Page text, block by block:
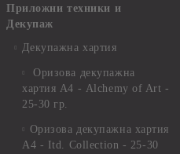
Приложни техники и
Декупаж
Декупажна хартия
Оризова декупажна
хартия А4 - Alchemy of Art -
25-30 гр.
Оризова декупажна хартия
А4 - Itd. Collection - 25-30